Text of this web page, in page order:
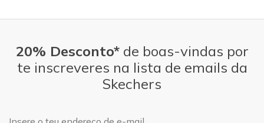
20% Desconto*de boas-vindas por
te inscreveres na lista de emails da
Skechers
Endereço de e-mail